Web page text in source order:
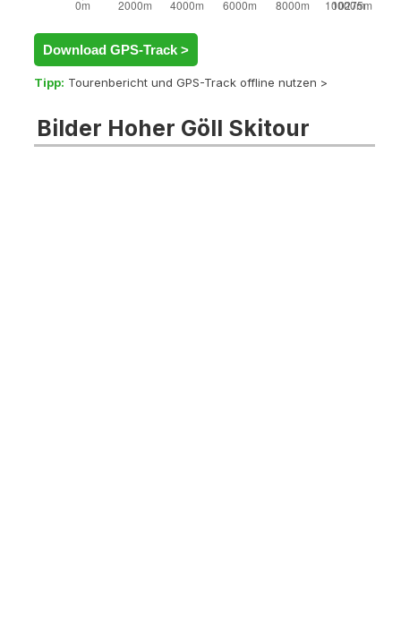
Download GPS-Track >
Tipp: Tourenbericht und GPS-Track offline nutzen >
Bilder Hoher Göll Skitour